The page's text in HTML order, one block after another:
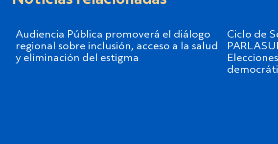
Audiencia Pública promoverá el diálogo
regional sobre inclusión, acceso a la salud
y eliminación del estigma
Ciclo de